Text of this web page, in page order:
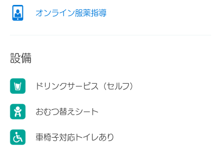
オンライン服薬指導
設備
ドリンクサービス（セルフ）
おむつ替えシート
車椅子対応トイレあり